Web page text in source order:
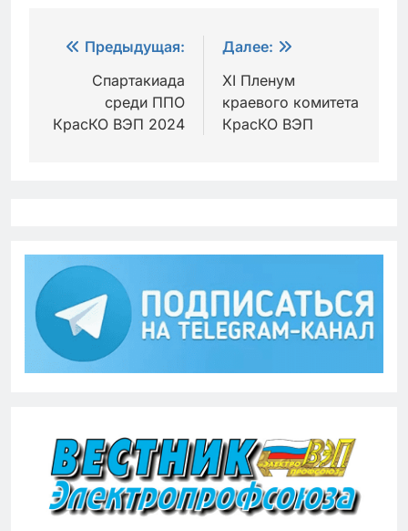
Навигация
записям
Предыдущая:
Спартакиада
среди ППО
КрасКО ВЭП 2024
Далее:
XI Пленум
краевого комитета
КрасКО ВЭП